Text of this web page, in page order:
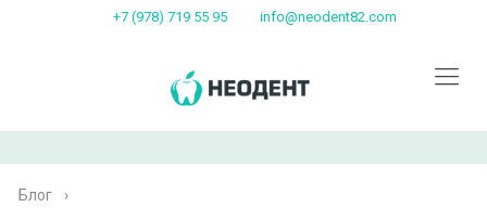
+7 (978) 719 55 95 info@neodent82.com
Блог ›